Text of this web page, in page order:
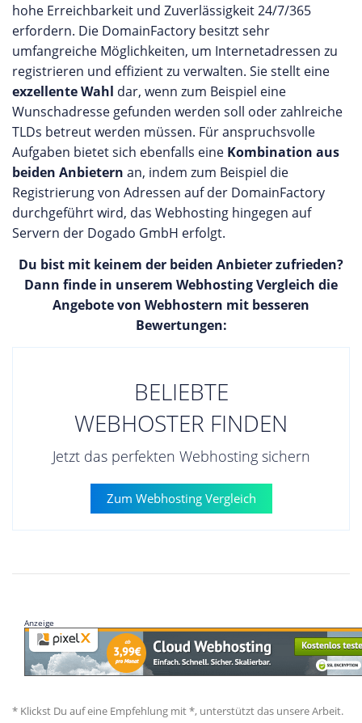
hohe Erreichbarkeit und Zuverlässigkeit 24/7/365
erfordern. Die DomainFactory besitzt sehr
umfangreiche Möglichkeiten, um Internetadressen zu
registrieren und effizient zu verwalten. Sie stellt eine
exzellente Wahl dar, wenn zum Beispiel eine
Wunschadresse gefunden werden soll oder zahlreiche
TLDs betreut werden müssen. Für anspruchsvolle
Aufgaben bietet sich ebenfalls eine Kombination aus
beiden Anbietern an, indem zum Beispiel die
Registrierung von Adressen auf der DomainFactory
durchgeführt wird, das Webhosting hingegen auf
Servern der Dogado GmbH erfolgt.
Du bist mit keinem der beiden Anbieter zufrieden?
Dann finde in unserem Webhosting Vergleich die
Angebote von Webhostern mit besseren
Bewertungen:
BELIEBTE
WEBHOSTER FINDEN
Jetzt das perfekten Webhosting sichern
Zum Webhosting Vergleich
Anzeige
* Klickst Du auf eine Empfehlung mit *, unterstützt das unsere Arbeit.